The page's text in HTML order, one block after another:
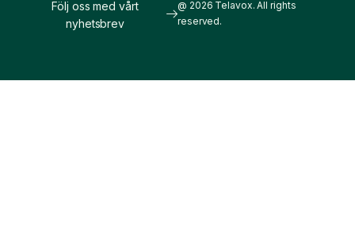
@ 2026 Telavox. All rights
reserved.
Följ oss med vårt
nyhetsbrev